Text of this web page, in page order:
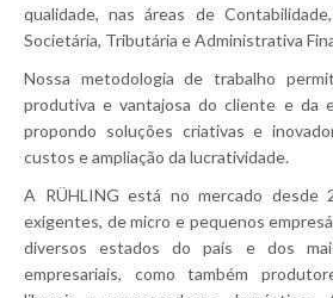
qualidade, nas áreas de
Societária, Tributária e Administrativa
Nossa metodologia de trabalho
produtiva e vantajosa do cliente e da
propondo soluções criativas e
custos e ampliação da lucratividade.
A RÜHLING está no mercado desde
exigentes, de micro e pequenos
diversos estados do país e dos
empresariais, como também